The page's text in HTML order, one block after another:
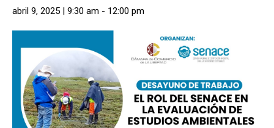
abril 9, 2025 | 9:30 am - 12:00 pm